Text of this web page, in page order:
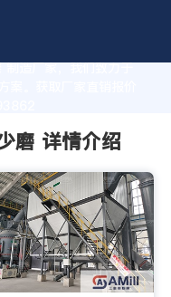
造厂家，我们致力于
。获取厂家直销报价
磨 详情介绍